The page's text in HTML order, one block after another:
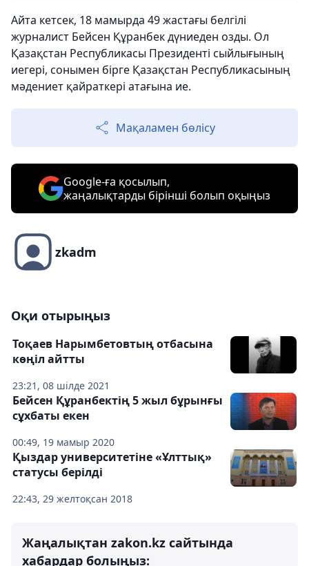
Айта кетсек, 18 мамырда 49 жастағы белгілі
журналист Бейсен Құранбек дүниеден озды. Ол
Қазақстан Республикасы Президенті сыйлығының
иегері, сонымен бірге Қазақстан Республикасының
мәдениет қайраткері атағына ие.
Мақаламен бөлісу
Google-ға қосылып,
жаңалықтарды бірінші болып оқыңыз
zkadm
Оқи отырыңыз
23:21, 08 шілде 2021
Тоқаев Нарымбетовтың отбасына
көңіл айтты
00:49, 19 мамыр 2020
Бейсен Құранбектің 5 жыл бұрынғы
сұхбаты екен
22:43, 29 желтоқсан 2018
Қыздар университетіне «Ұлттық»
статусы берілді
Жаңалықтан zakon.kz сайтында
хабардар болыңыз: